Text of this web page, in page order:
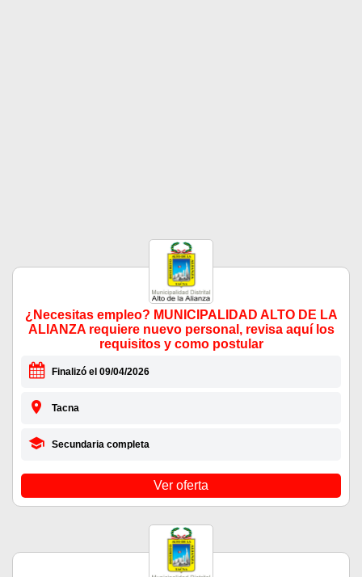
¿Necesitas empleo? MUNICIPALIDAD ALTO DE LA
ALIANZA requiere nuevo personal, revisa aquí los
requisitos y como postular
Finalizó el 09/04/2026
Tacna
Secundaria completa
Ver oferta